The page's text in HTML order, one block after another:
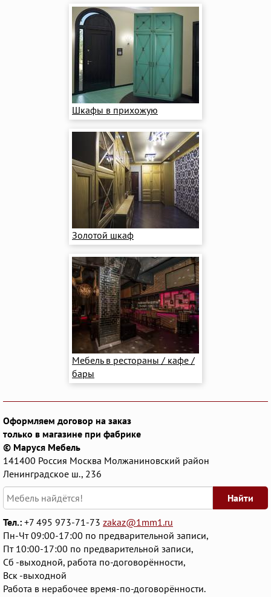
Шкафы в прихожую
Золотой шкаф
Мебель в рестораны / кафе /
бары
Оформляем договор на заказ
только в магазине при фабрике
© Маруся Мебель
141400 Россия Москва Молжаниновский район
Ленинградское ш., 236
Найти
Тел.: +7 495 973-71-73 zakaz@1mm1.ru
Пн-Чт 09:00-17:00 по предварительной записи,
Пт 10:00-17:00 по предварительной записи,
Сб -выходной, работа по-договорённости,
Вск -выходной
Работа в нерабочее время-по-договорённости.